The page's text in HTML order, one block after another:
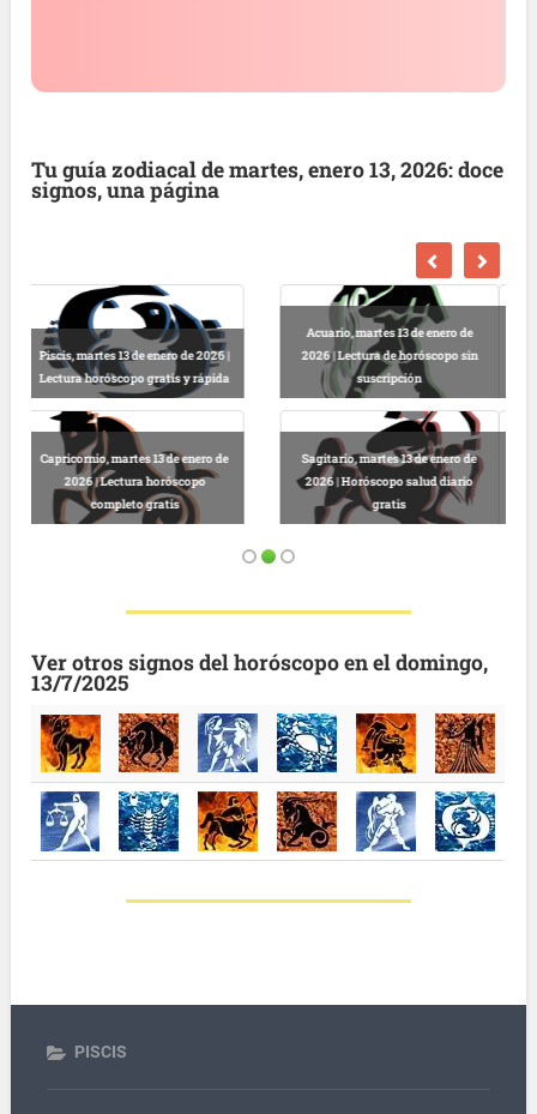
Tu guía zodiacal de martes, enero 13, 2026: doce
signos, una página
Escorpio, martes 13 de enero de
2026 | Horóscopo gratis hoy y
completo
Libra, martes 13 de enero de 2026 |
Lectura horóscopo online
Virgo, martes 13 de enero de 2026 |
Predicciones astrológicas
gratuitas hoy
Leo, martes 13 de enero de 2026 |
Horóscopo completo y gratuito
Ver otros signos del horóscopo en el domingo,
13/7/2025
PISCIS